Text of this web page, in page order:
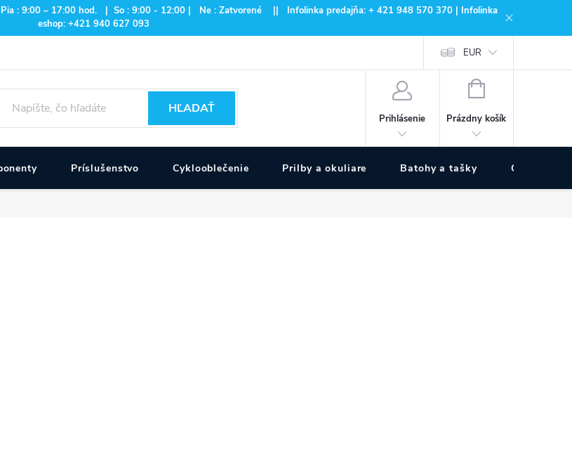
: 9:00 – 17:00 hod. | So : 9:00 - 12:00 | Ne : Zatvorené || Infolinka predajňa: + 421 948 570 370 | Infolinka
eshop: +421 940 627 093
EUR
HĽADAŤ
Prihlásenie
NÁKUPNÝ
Prázdny košík
Príslušenstvo Cyklooblečenie Prilby a okuliare Batohy a tašky Outdoor